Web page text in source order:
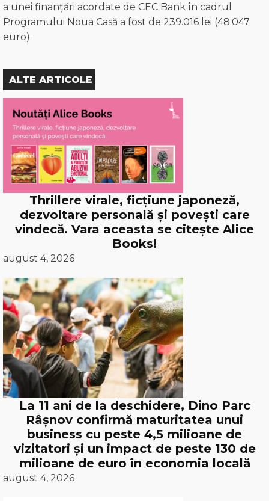
a unei finanțări acordate de CEC Bank în cadrul
Programului Noua Casă a fost de 239.016 lei (48.047
euro).
ALTE ARTICOLE
Thrillere virale, ficțiune japoneză,
dezvoltare personală și povești care
vindecă. Vara aceasta se citește Alice
Books!
august 4, 2026
La 11 ani de la deschidere, Dino Parc
Râșnov confirmă maturitatea unui
business cu peste 4,5 milioane de
vizitatori și un impact de peste 130 de
milioane de euro în economia locală
august 4, 2026